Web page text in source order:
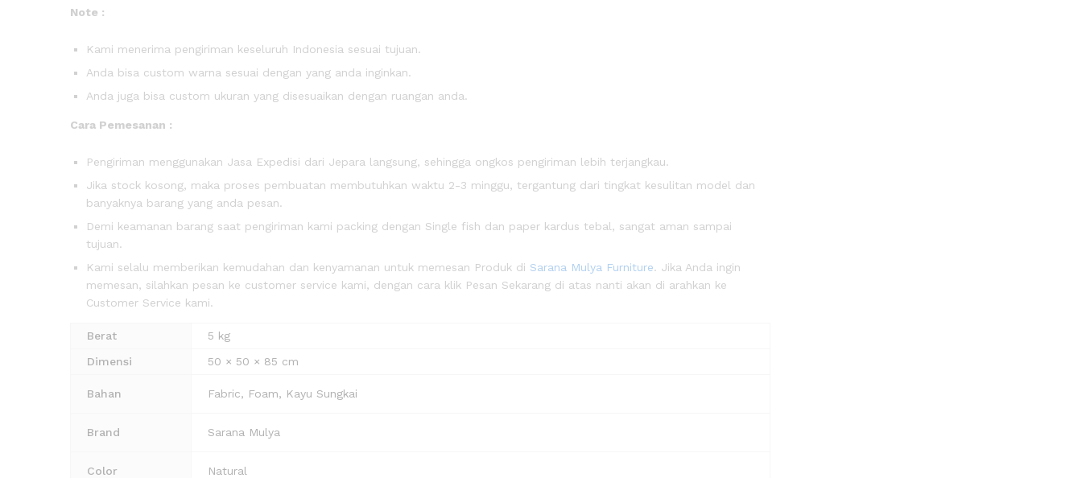
Note :
Kami menerima pengiriman keseluruh Indonesia sesuai tujuan.
Anda bisa custom warna sesuai dengan yang anda inginkan.
Anda juga bisa custom ukuran yang disesuaikan dengan ruangan anda.
Cara Pemesanan :
Pengiriman menggunakan Jasa Expedisi dari Jepara langsung, sehingga ongkos pengiriman lebih terjangkau.
Jika stock kosong, maka proses pembuatan membutuhkan waktu 2-3 minggu, tergantung dari tingkat kesulitan model dan
banyaknya barang yang anda pesan.
Demi keamanan barang saat pengiriman kami packing dengan Single fish dan paper kardus tebal, sangat aman sampai
tujuan.
Kami selalu memberikan kemudahan dan kenyamanan untuk memesan Produk di Sarana Mulya Furniture. Jika Anda ingin
memesan, silahkan pesan ke customer service kami, dengan cara klik Pesan Sekarang di atas nanti akan di arahkan ke
Customer Service kami.
Berat
5 kg
Dimensi
50 × 50 × 85 cm
Bahan Fabric, Foam, Kayu Sungkai
Brand Sarana Mulya
Color Natural